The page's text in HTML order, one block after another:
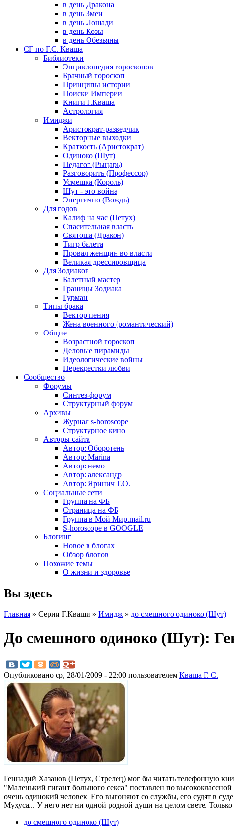
в день Дракона
в день Змеи
в день Лошади
в день Козы
в день Обезьяны
СГ по Г.С. Кваша
Библиотеки
Энциклопедия гороскопов
Брачный гороскоп
Принципы истории
Поиски Империи
Книги Г.Кваша
Астрология
Имиджи
Аристократ-разведчик
Векторные выходки
Краткость (Аристократ)
Одиноко (Шут)
Педагог (Рыцарь)
Разговорить (Профессор)
Усмешка (Король)
Шут - это война
Энергично (Вождь)
Для годов
Калиф на час (Петух)
Спасительная власть
Святоша (Дракон)
Тигр балета
Провал женщин во власти
Великая дрессировщица
Для Зодиаков
Балетный мастер
Границы Зодиака
Гурман
Типы брака
Вектор пения
Жена военного (романтический)
Общие
Возрастной гороскоп
Деловые пирамиды
Идеологические войны
Перекрестки любви
Сообщество
Форумы
Синтез-форум
Структурный форум
Архивы
Журнал s-horoscope
Структурное кино
Авторы сайта
Автор: Оборотень
Автор: Marina
Автор: немo
Автор: александр
Автор: Яринич Т.О.
Социальные сети
Группа на ФБ
Страница на ФБ
Группа в Мой Мир.mail.ru
S-horoscope в GOOGLE
Блогинг
Новое в блогах
Обзор блогов
Похожие темы
О жизни и здоровье
Вы здесь
Главная » Серии Г.Кваши » Имидж » до смешного одиноко (Шут)
До смешного одиноко (Шут):
Опубликовано ср, 28/01/2009 - 22:00 пользователем Кваша Г. С.
Геннадий Хазанов (Петух, Стрелец) мог бы читать телефонную
"Маленький гигант большого секса" поставлен по
очень одинокий человек. Его выгоняют со службы, его судят в
Мухуса... У него нет ни одной родной души на целом свете.
до смешного одиноко (Шут)